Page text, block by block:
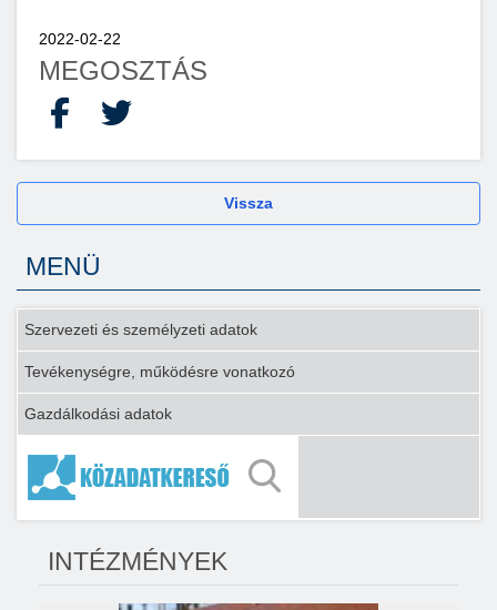
2022-02-22
MEGOSZTÁS
Facebook
X
Vissza
MENÜ
Szervezeti és személyzeti adatok
Tevékenységre, működésre vonatkozó
Gazdálkodási adatok
INTÉZMÉNYEK